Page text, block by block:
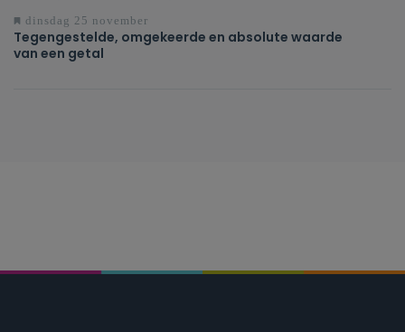
dinsdag 25 november
Tegengestelde, omgekeerde en absolute waarde
van een getal